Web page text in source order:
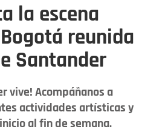
la escena
reunida
Santander
vive! Acompáñanos a
actividades artísticas y
al fin de semana.